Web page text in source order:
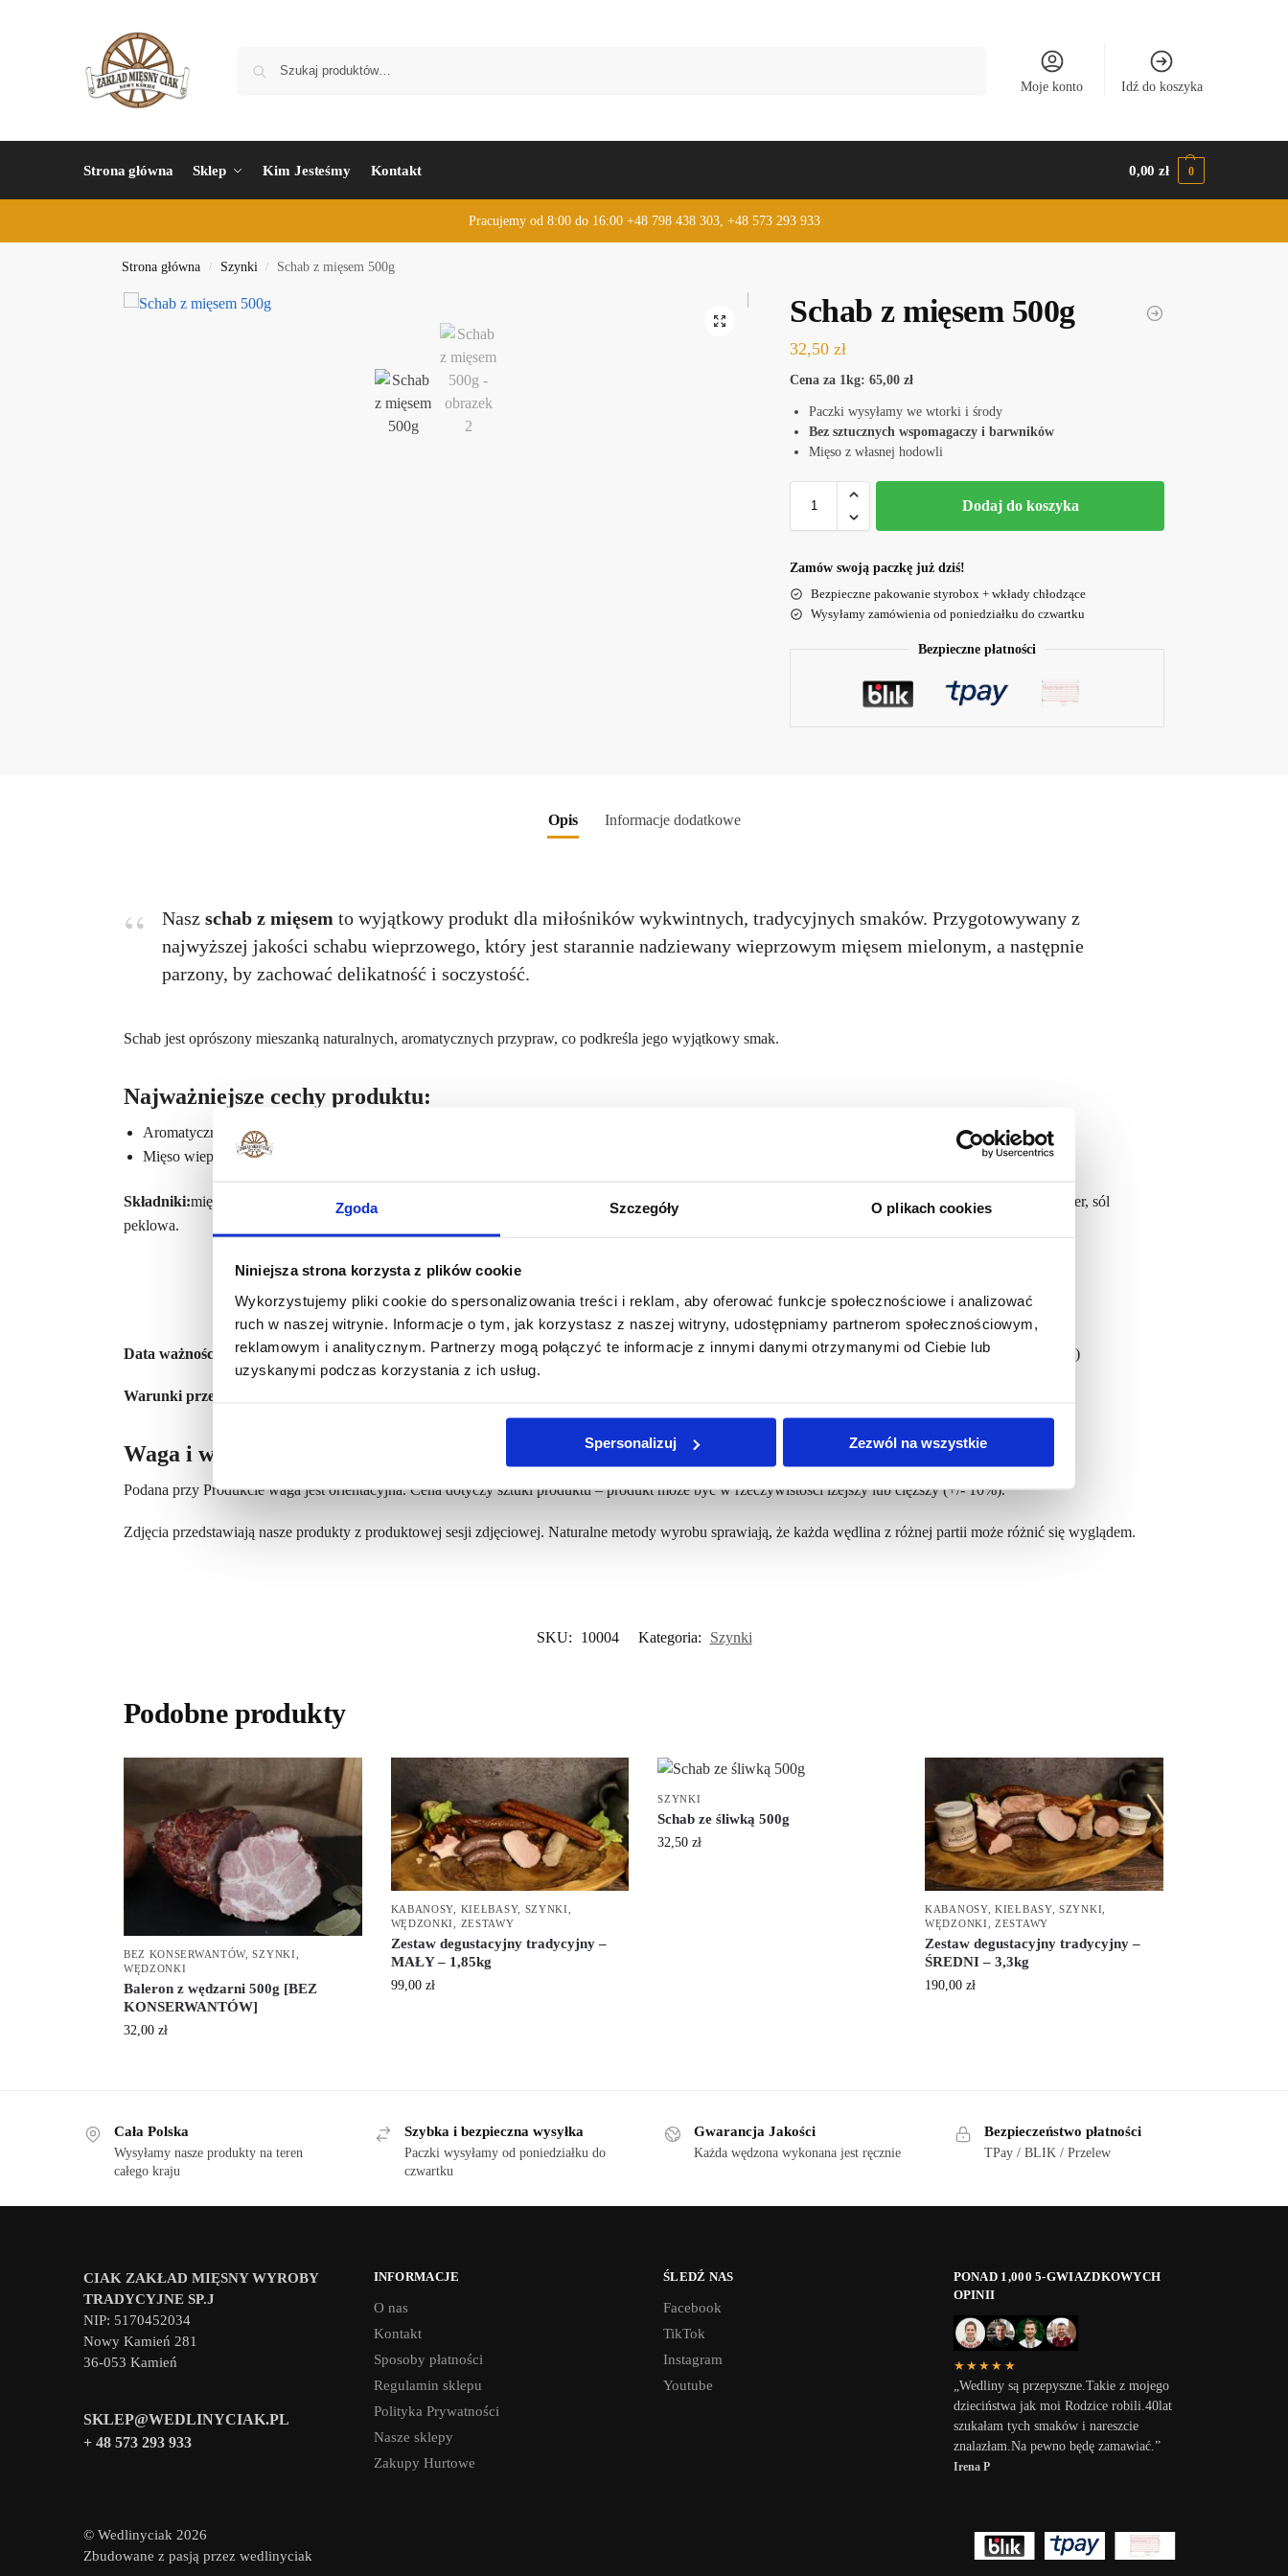
Zgoda Szczegóły O plikach cookies
Niniejsza strona korzysta z plików cookie
Wykorzystujemy pliki cookie do spersonalizowania treści i reklam, aby oferować funkcje społecznościowe i analizować
ruch w naszej witrynie. Informacje o tym, jak korzystasz z naszej witryny, udostępniamy partnerom społecznościowym,
reklamowym i analitycznym. Partnerzy mogą połączyć te informacje z innymi danymi otrzymanymi od Ciebie lub
uzyskanymi podczas korzystania z ich usług.
Spersonalizuj Zezwól na wszystkie
Moje konto Idź do koszyka
Strona główna Sklep Kim Jesteśmy Kontakt 0,00zł 0
Pracujemy od 8:00 do 16:00 +48 798 438 303, +48 573 293 933
Strona główna / Szynki / Schab z mięsem 500g
Schab z mięsem 500g
32,50zł
Cena za 1kg: 65,00 zł
Paczki wysyłamy we wtorki i środy
Bez sztucznych wspomagaczy i barwników
Mięso z własnej hodowli
Dodaj do koszyka
Zamów swoją paczkę już dziś!
Bezpieczne pakowanie styrobox + wkłady chłodzące
Wysyłamy zamówienia od poniedziałku do czwartku
Bezpieczne płatności
Opis Informacje dodatkowe
Nasz schab z mięsem to wyjątkowy produkt dla miłośników wykwintnych, tradycyjnych smaków. Przygotowywany z
najwyższej jakości schabu wieprzowego, który jest starannie nadziewany wieprzowym mięsem mielonym, a następnie
parzony, by zachować delikatność i soczystość.
Schab jest oprószony mieszanką naturalnych, aromatycznych przypraw, co podkreśla jego wyjątkowy smak.
Najważniejsze cechy produktu:
Aromatyczna mieszanka przypraw zapewnia głęboki, wyrazisty smak.
Mięso wieprzowe najwyższej jakości, pochodzące z własnej hodowli.
Składniki:mięso wieprzowe, sól kłodawska, błonnik grochowy,czosnek, przyprawy naturalne (ziele angielskie, liść laurowy), ekstrakty ziół i przypraw, cukier, sól
peklowa.
Data ważności: minimum 2 tygodnie od daty wysyłki (w zależności od numeru partii; na każdym wysłanym produkcie znajduje się etykieta z datą ważności)
Warunki przechowywania:
Waga i wygląd produktów
Podana przy Produkcie waga jest orientacyjna. Cena dotyczy sztuki produktu – produkt może być w rzeczywistości lżejszy lub cięższy (+/- 10%).
Zdjęcia przedstawiają nasze produkty z produktowej sesji zdjęciowej. Naturalne metody wyrobu sprawiają, że każda wędlina z różnej partii może różnić się wyglądem.
SKU: 10004 Kategoria: Szynki
Podobne produkty
BEZ KONSERWANTÓW,SZYNKI
WĘDZONKI
Baleron z wędzarni 500g [BEZ
KONSERWANTÓW]
32,00 zł
KABANOSY KIEŁBASY, SZYNKI
WĘDZONKI
ZESTAWY
Zestaw degustacyjny tradycyjny –
MAŁY – 1,85kg
99,00 zł
SZYNKI
Schab ze śliwką 500g
32,50zł
KABANOSY,KIEŁBASY,SZYNKI
WĘDZONKI
,ZESTAWY
Zestaw degustacyjny tradycyjny –
ŚREDNI – 3,3kg
190,00zł
Cała Polska
Wysyłamy nasze produkty na teren
całego kraju
Szybka i bezpieczna wysyłka
Paczki wysyłamy od poniedziałku do
czwartku
Gwarancja Jakości
Każda wędzona wykonana jest ręcznie
Bezpieczeństwo płatności
TPay / BLIK / Przelew
CIAK ZAKŁAD MIĘSNY WYROBY
TRADYCYJNE SP.J
NIP: 5170452034
Nowy Kamień 281
36-053 Kamień
SKLEP@WEDLINYCIAK.PL
+ 48 573 293 933
INFORMACJE
O nas
Kontakt
Sposoby płatności
Regulamin sklepu
Polityka Prywatności
Nasze sklepy
Zakupy Hurtowe
ŚLEDŹ NAS
Facebook
TikTok
Instagram
Youtube
PONAD 1,000 5-GWIAZDKOWYCH
OPINII
★★★★★
„Wedliny są przepyszne.Takie z mojego
dzieciństwa jak moi Rodzice robili.40lat
szukałam tych smaków i nareszcie
znalazłam.Na pewno będę zamawiać.”
Irena P
© Wedlinyciak 2026
Zbudowane z pasją przez wedlinyciak